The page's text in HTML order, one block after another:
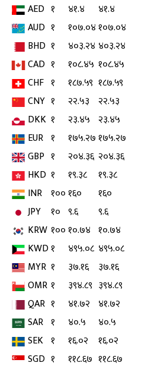
AED १ ४१.४
४१.४
AUD १ १०७.०४१०७.०४
BHD १ ४०३.२४ ४०३.२४
CAD १ १०८.४५ १०८.४५
CHF १ १८७.५९ १८७.५९
CNY १ २२.५३
२२.५३
DKK १ २३.४५ २३.४५
EUR १ १७५.२७१७५.२७
GBP १ २०४.३६ २०४.३६
HKD १ १९.३८
१९.३८
INR १००१६०
१६०
JPY
१० ९.६
९.६
KRW १००१०.७४ १०.७४
KWD१ ४९५.०८ ४९५.०८
MYR १ ३७.१६
३७.१६
OMR १ ३९४.८९ ३९४.८९
QAR १ ४१.७२ ४१.७२
SAR १ ४०.५
४०.५
SEK १ १६.०२
१६.०२
SGD १ ११८.६७ ११८.६७